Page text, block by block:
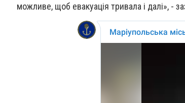
можливе, щоб евакуація тривала і далі», -